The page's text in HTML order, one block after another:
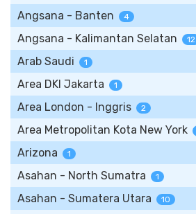
Angsana - Banten 4
Angsana - Kalimantan Selatan 12
Arab Saudi 1
Area DKI Jakarta 1
Area London - Inggris 2
Area Metropolitan Kota New York
Arizona 1
Asahan - North Sumatra 1
Asahan - Sumatera Utara 10